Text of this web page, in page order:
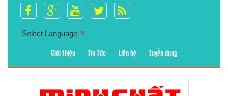
Select Language ▼
Giới thiệu Tin Tức Liên hệ Tuyển dụng